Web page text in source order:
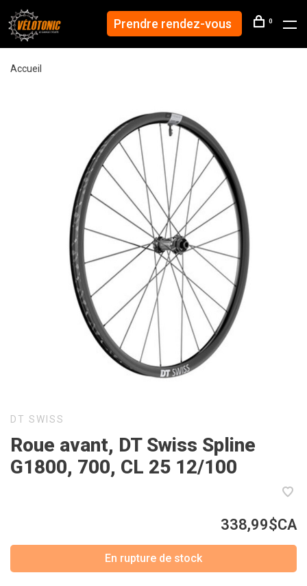
Prendre rendez-vous 0
Accueil
DT SWISS
Roue avant, DT Swiss Spline
G1800, 700, CL 25 12/100
338,99$CA
En rupture de stock